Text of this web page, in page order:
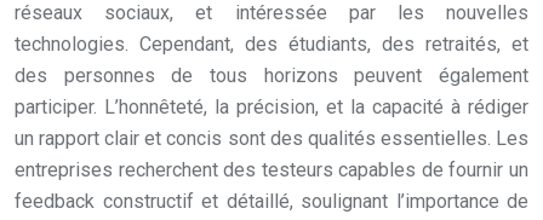
réseaux sociaux, et intéressée par les nouvelles
technologies. Cependant, des étudiants, des retraités, et
des personnes de tous horizons peuvent également
participer. L’honnêteté, la précision, et la capacité à rédiger
un rapport clair et concis sont des qualités essentielles. Les
entreprises recherchent des testeurs capables de fournir un
feedback constructif et détaillé, soulignant l’importance de